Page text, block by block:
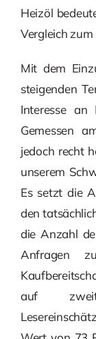
Heizöl
Vergleich
Mit dem
steigenden
Interesse an
Gemessen
jedoch recht
unserem
Es setzt die
den
die Anzahl
Anfragen
auf